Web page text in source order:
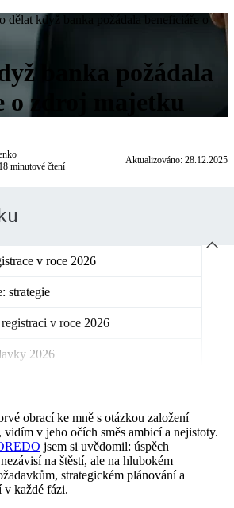
dělat když banka požádala beneficiáře o
banka požádala
o zdroj majetku
18 minutové čtení
Aktualizováno: 28.12.2025
v roce 2026
strategie
v roce 2026
2026
se zahraničními zakladateli:
reálná čísla
výhody a nevýhody
obrací ke mně s otázkou založení
vidím v jeho očích směs ambicí a nejistoty.
jsem si uvědomil: úspěch
na štěstí, ale na hlubokém
strategickém plánování a
v každé fázi.